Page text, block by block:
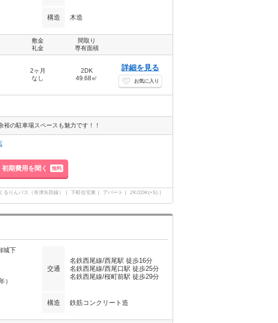
構造 木造
敷金
礼金
間取り
専有面積
2ヶ月
なし
2DK
49.68㎡
詳細を見る
お気に入り
の駐車場スペースも魅力です！！
初期費用を聞く 無料
るりんバス（寺津矢田線） 下町住宅東 アパート
2K/2DK(+S)
城下
交通
名鉄西尾線/西尾駅 徒歩16分
名鉄西尾線/西尾口駅 徒歩25分
名鉄西尾線/桜町前駅 徒歩29分
）
構造 鉄筋コンクリート造